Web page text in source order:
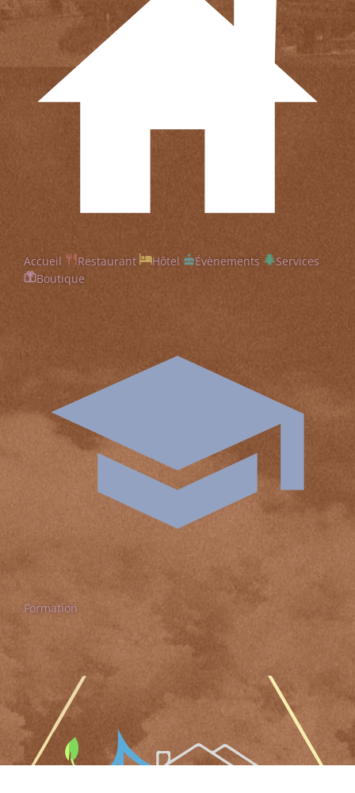
Accueil Restaurant Hôtel Évènements
Services
Boutique
Formation